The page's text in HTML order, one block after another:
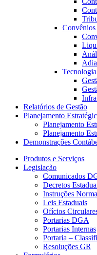
Convênios
Relatórios de Gestão
Planejamento
Planejamento
Planejamento
Demonstrações
Produtos e Serviços
Legislação
Comunicados
Decretos
Instruções
Leis Estaduais
Ofícios
Portarias DGA
Portarias Internas
Portaria –
Resoluções GR